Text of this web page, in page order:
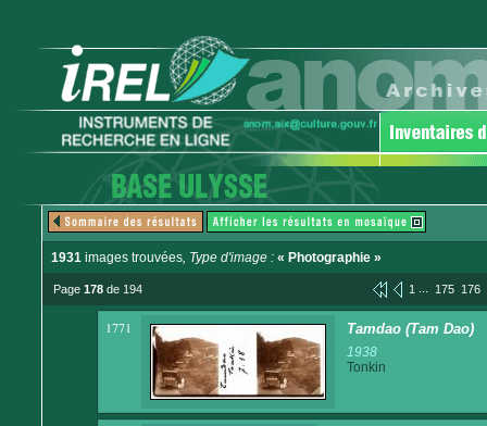
1931 images trouvées, Type d'image : « Photographie »
Page 178 de 194 1 ... 175 176
1771 Tamdao (Tam Dao)
1938
Tonkin